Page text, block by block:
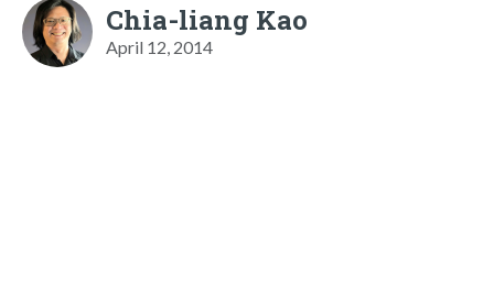
Chia-liang Kao
April 12, 2014